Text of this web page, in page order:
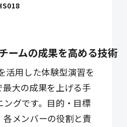
ームの成果を高める技術
活用した体験型演習を
大の成果を上げる手
グです。目的・目標
各メンバーの役割と責